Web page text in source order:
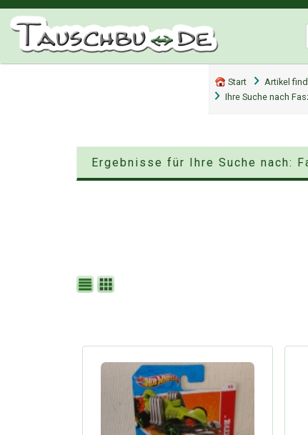
Start Artikel
Ihre Suche nach
Ergebnisse für Ihre Suche nach: